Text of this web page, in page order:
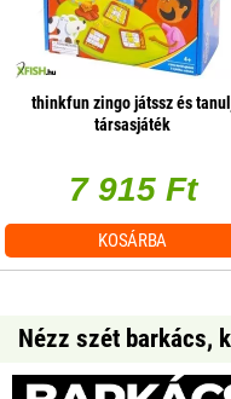
thinkfun zingo játssz és
társasjáték
7 915 Ft
KOSÁRBA
Nézz szét barkács,